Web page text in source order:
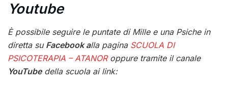
Youtube
È possibile seguire le puntate di Mille e una Psiche in
diretta su Facebook alla pagina SCUOLA DI
PSICOTERAPIA – ATANOR oppure tramite il canale
YouTubedella scuola ai link: